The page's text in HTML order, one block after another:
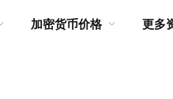
加密货币价格 更多